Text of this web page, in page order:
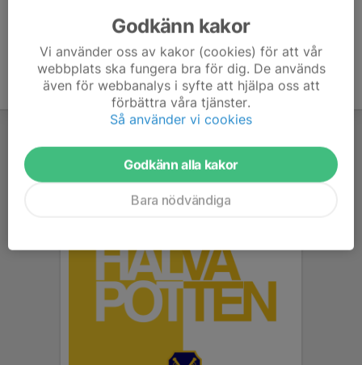
Godkänn kakor
Vi använder oss av kakor (cookies) för att vår
webbplats ska fungera bra för dig. De används
även för webbanalys i syfte att hjälpa oss att
förbättra våra tjänster.
Så använder vi cookies
Godkänn alla kakor
Bara nödvändiga